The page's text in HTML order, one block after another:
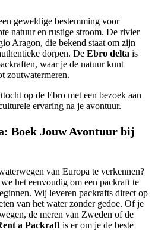
geweldige bestemming voor
natuur en rustige stroom. De rivier
Aragon, die bekend staat om zijn
dorpen. De Ebro delta is
waar je de natuur kunt
zoutwatermeren.
op de Ebro met een bezoek aan
ervaring na je avontuur.
Boek Jouw Avontuur bij
van Europa te verkennen?
het eenvoudig om een packraft te
Wij leveren packrafts direct op
van het water zonder gedoe. Of je
de meren van Zweden of de
a Packraft is er om je de beste